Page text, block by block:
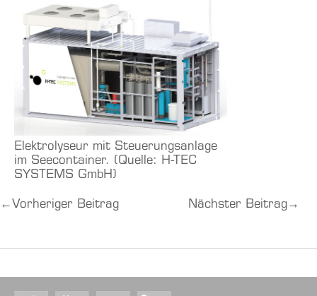
Elektrolyseur mit Steuerungsanlage
im Seecontainer. (Quelle: H-TEC
SYSTEMS GmbH)
← Vorheriger Beitrag Nächster Beitrag→